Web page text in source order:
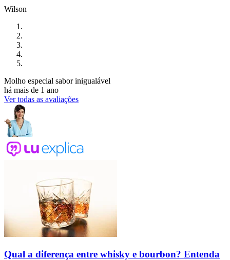
Wilson
Molho especial sabor inigualável
há mais de 1 ano
Ver todas as avaliações
Qual a diferença entre whisky e bourbon? Entenda